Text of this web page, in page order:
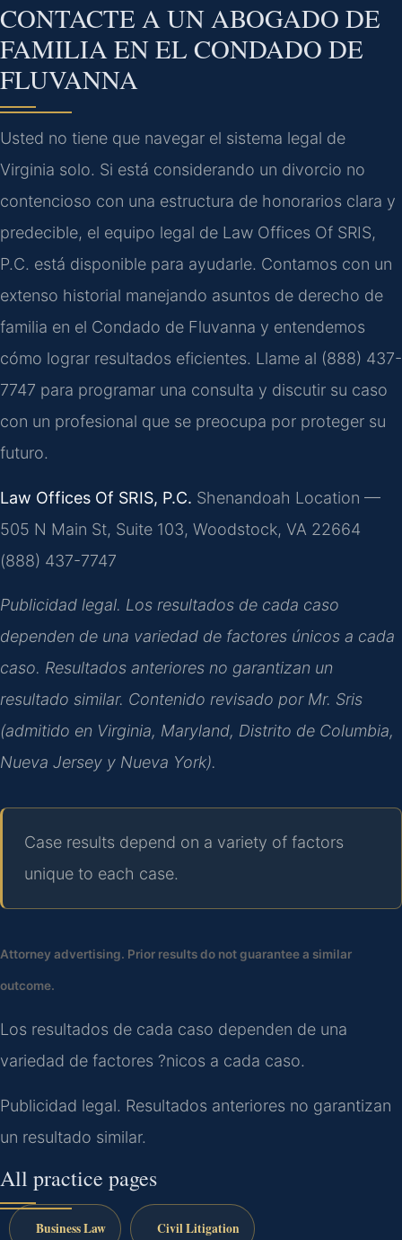
CONTACTE A UN ABOGADO DE
FAMILIA EN EL CONDADO DE
FLUVANNA
Usted no tiene que navegar el sistema legal de
Virginia solo. Si está considerando un divorcio no
contencioso con una estructura de honorarios clara y
predecible, el equipo legal de Law Offices Of SRIS,
P.C. está disponible para ayudarle. Contamos con un
extenso historial manejando asuntos de derecho de
familia en el Condado de Fluvanna y entendemos
cómo lograr resultados eficientes. Llame al (888) 437-
7747 para programar una consulta y discutir su caso
con un profesional que se preocupa por proteger su
futuro.
Law Offices Of SRIS, P.C. Shenandoah Location —
505 N Main St, Suite 103, Woodstock, VA 22664
(888) 437-7747
Publicidad legal. Los resultados de cada caso
dependen de una variedad de factores únicos a cada
caso. Resultados anteriores no garantizan un
resultado similar. Contenido revisado por Mr. Sris
(admitido en Virginia, Maryland, Distrito de Columbia,
Nueva Jersey y Nueva York).
Case results depend on a variety of factors
unique to each case.
Attorney advertising. Prior results do not guarantee a similar
outcome.
Los resultados de cada caso dependen de una
variedad de factores ?nicos a cada caso.
Publicidad legal. Resultados anteriores no garantizan
un resultado similar.
All practice pages
Business Law Civil Litigation